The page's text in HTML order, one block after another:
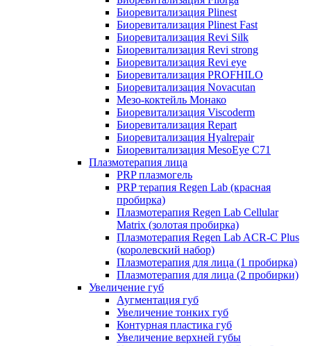
Биоревитализация Plinest
Биоревитализация Plinest Fast
Биоревитализация Revi Silk
Биоревитализация Revi strong
Биоревитализация Revi eye
Биоревитализация PROFHILO
Биоревитализация Novacutan
Мезо-коктейль Монако
Биоревитализация Viscoderm
Биоревитализация Repart
Биоревитализация Hyalrepair
Биоревитализация MesoEye C71
Плазмотерапия лица
PRP плазмогель
PRP терапия Regen Lab (красная
пробирка)
Плазмотерапия Regen Lab Cellular
Matrix (золотая пробирка)
Плазмотерапия Regen Lab ACR-C Plus
(королевский набор)
Плазмотерапия для лица (1 пробирка)
Плазмотерапия для лица (2 пробирки)
Увеличение губ
Аугментация губ
Увеличение тонких губ
Контурная пластика губ
Увеличение верхней губы